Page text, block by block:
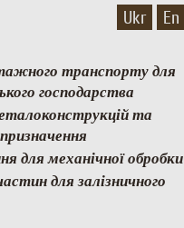
транспорту для
господарства
та
для механічної обробки
для залізничного
Ukr En